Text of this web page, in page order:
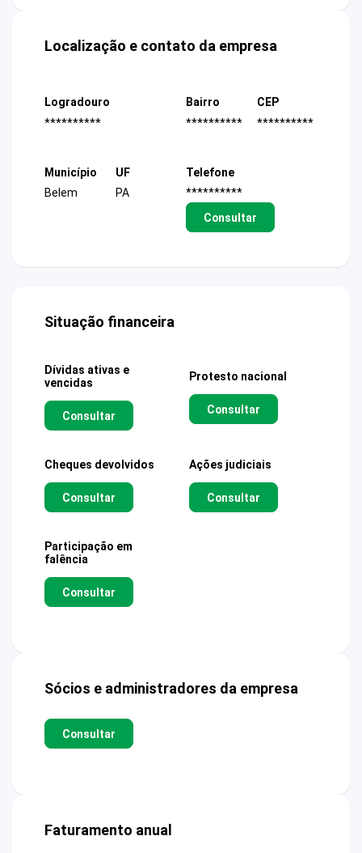
Localização e contato da empresa
Logradouro
**********
Bairro
**********
CEP
**********
Município
Belem
UF
PA
Telefone
**********
Consultar
Situação financeira
Dívidas ativas e
vencidas
Consultar
Protesto nacional
Consultar
Cheques devolvidos
Consultar
Ações judiciais
Consultar
Participação em
falência
Consultar
Sócios e administradores da empresa
Consultar
Faturamento anual